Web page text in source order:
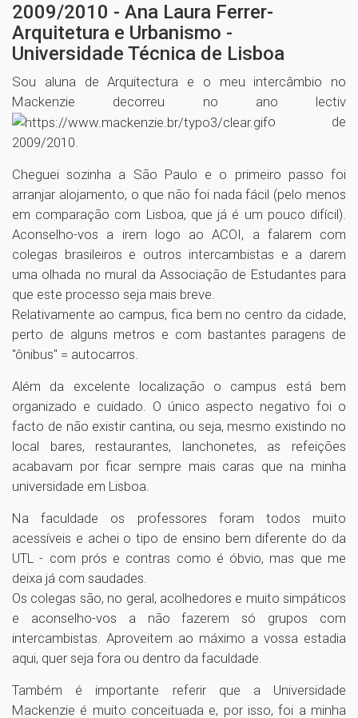
2009/2010 - Ana Laura Ferrer-
Arquitetura e Urbanismo -
Universidade Técnica de Lisboa
Sou aluna de Arquitectura e o meu intercâmbio no
Mackenzie decorreu no ano lectiv
o de
2009/2010.
Cheguei sozinha a São Paulo e o primeiro passo foi
arranjar alojamento, o que não foi nada fácil (pelo menos
em comparação com Lisboa, que já é um pouco difícil).
Aconselho-vos a irem logo ao ACOI, a falarem com
colegas brasileiros e outros intercambistas e a darem
uma olhada no mural da Associação de Estudantes para
que este processo seja mais breve.
Relativamente ao campus, fica bem no centro da cidade,
perto de alguns metros e com bastantes paragens de
"ônibus" = autocarros.
Além da excelente localização o campus está bem
organizado e cuidado. O único aspecto negativo foi o
facto de não existir cantina, ou seja, mesmo existindo no
local bares, restaurantes, lanchonetes, as refeições
acabavam por ficar sempre mais caras que na minha
universidade em Lisboa.
Na faculdade os professores foram todos muito
acessíveis e achei o tipo de ensino bem diferente do da
UTL - com prós e contras como é óbvio, mas que me
deixa já com saudades.
Os colegas são, no geral, acolhedores e muito simpáticos
e aconselho-vos a não fazerem só grupos com
intercambistas. Aproveitem ao máximo a vossa estadia
aqui, quer seja fora ou dentro da faculdade.
Também é importante referir que a Universidade
Mackenzie é muito conceituada e, por isso, foi a minha